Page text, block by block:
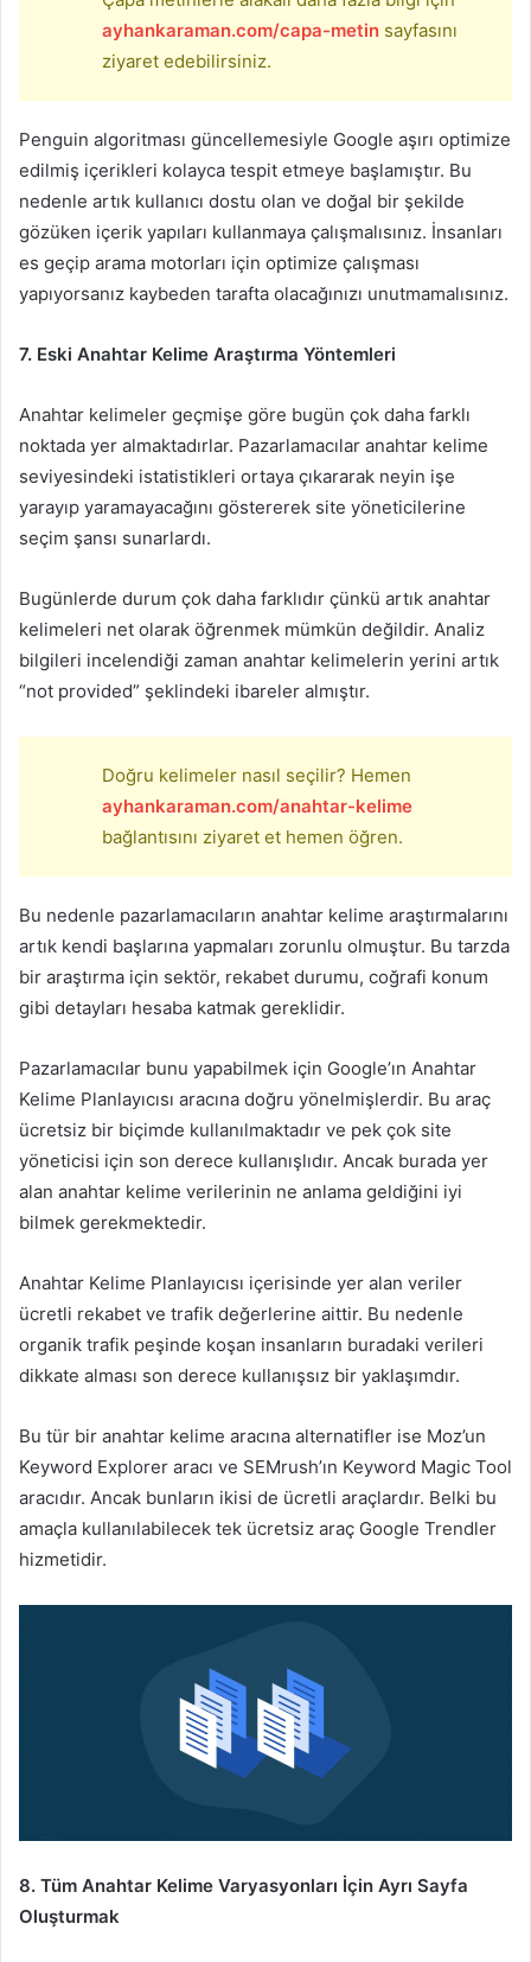
ayhankaraman.com/capa-metin sayfasını
ziyaret edebilirsiniz.
Penguin algoritması güncellemesiyle Google aşırı optimize
edilmiş içerikleri kolayca tespit etmeye başlamıştır. Bu
nedenle artık kullanıcı dostu olan ve doğal bir şekilde
gözüken içerik yapıları kullanmaya çalışmalısınız. İnsanları
es geçip arama motorları için optimize çalışması
yapıyorsanız kaybeden tarafta olacağınızı unutmamalısınız.
7. Eski Anahtar Kelime Araştırma Yöntemleri
Anahtar kelimeler geçmişe göre bugün çok daha farklı
noktada yer almaktadırlar. Pazarlamacılar anahtar kelime
seviyesindeki istatistikleri ortaya çıkararak neyin işe
yarayıp yaramayacağını göstererek site yöneticilerine
seçim şansı sunarlardı.
Bugünlerde durum çok daha farklıdır çünkü artık anahtar
kelimeleri net olarak öğrenmek mümkün değildir. Analiz
bilgileri incelendiği zaman anahtar kelimelerin yerini artık
“not provided” şeklindeki ibareler almıştır.
Doğru kelimeler nasıl seçilir? Hemen
ayhankaraman.com/anahtar-kelime
bağlantısını ziyaret et hemen öğren.
Bu nedenle pazarlamacıların anahtar kelime araştırmalarını
artık kendi başlarına yapmaları zorunlu olmuştur. Bu tarzda
bir araştırma için sektör, rekabet durumu, coğrafi konum
gibi detayları hesaba katmak gereklidir.
Pazarlamacılar bunu yapabilmek için Google’ın Anahtar
Kelime Planlayıcısı aracına doğru yönelmişlerdir. Bu araç
ücretsiz bir biçimde kullanılmaktadır ve pek çok site
yöneticisi için son derece kullanışlıdır. Ancak burada yer
alan anahtar kelime verilerinin ne anlama geldiğini iyi
bilmek gerekmektedir.
Anahtar Kelime Planlayıcısı içerisinde yer alan veriler
ücretli rekabet ve trafik değerlerine aittir. Bu nedenle
organik trafik peşinde koşan insanların buradaki verileri
dikkate alması son derece kullanışsız bir yaklaşımdır.
Bu tür bir anahtar kelime aracına alternatifler ise Moz’un
Keyword Explorer aracı ve SEMrush’ın Keyword Magic Tool
aracıdır. Ancak bunların ikisi de ücretli araçlardır. Belki bu
amaçla kullanılabilecek tek ücretsiz araç Google Trendler
hizmetidir.
8. Tüm Anahtar Kelime Varyasyonları İçin Ayrı Sayfa
Oluşturmak